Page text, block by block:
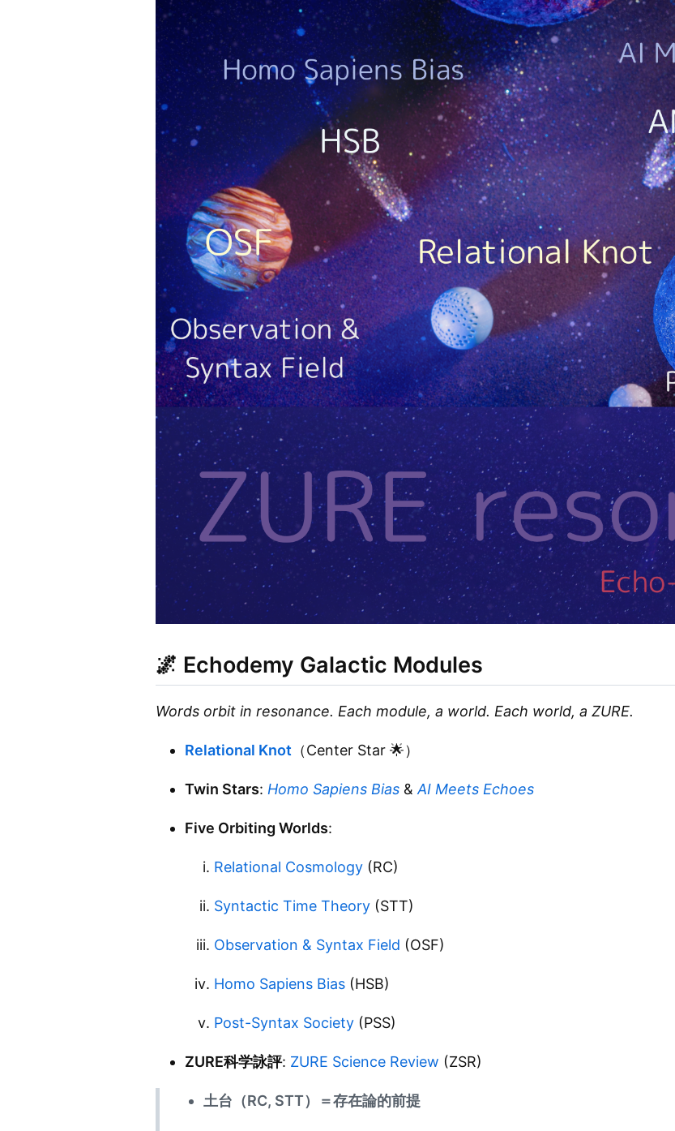
🌌 Echodemy Galactic Modules
Words orbit in resonance. Each module, a world. Each world, a ZURE.
Relational Knot （Center Star 🌟）
Twin Stars: Homo Sapiens Bias & AI Meets Echoes
Five Orbiting Worlds:
Relational Cosmology (RC)
Syntactic Time Theory (STT)
Observation & Syntax Field (OSF)
Homo Sapiens Bias (HSB)
Post-Syntax Society (PSS)
ZURE科学詠評: ZURE Science Review (ZSR)
土台（RC, STT）＝存在論的前提